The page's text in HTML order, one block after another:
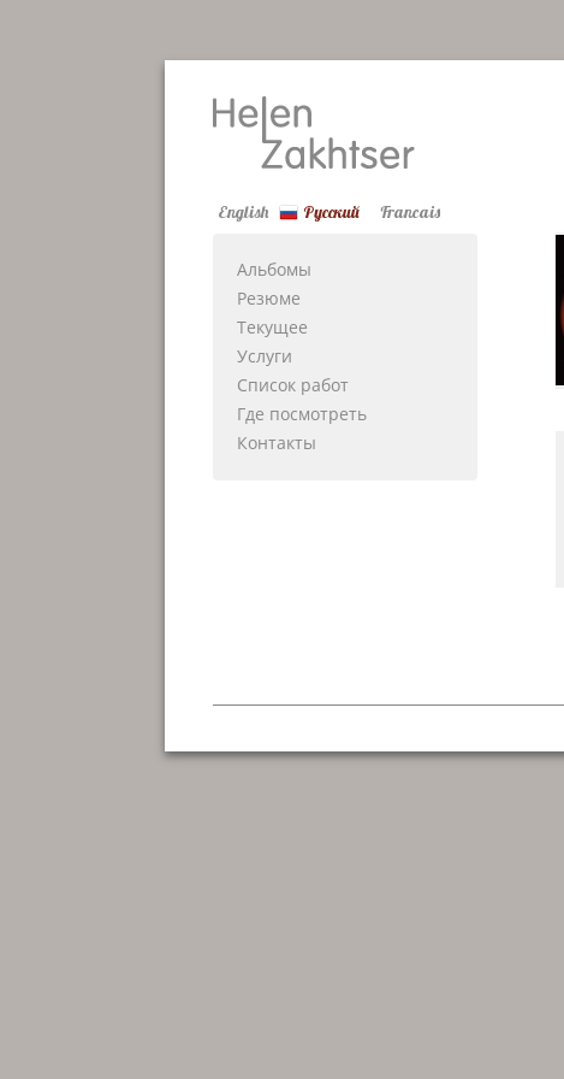
English Русский Francais
Альбомы
Резюме
Текущее
Услуги
Список работ
Где посмотреть
Контакты